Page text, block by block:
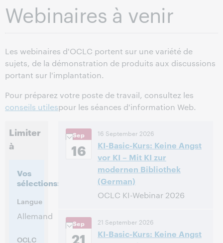
Webinaires à venir
Les webinaires d'OCLC portent sur une variété de
sujets, de la démonstration de produits aux discussions
portant sur l'implantation.
Pour préparez votre poste de travail, consultez les
conseils utilespour les séances d'information Web.
Limiter
à
Vos
sélections:
Langue
Allemand
OCLC
Sep
16
16 September 2026
KI-Basic-Kurs: Keine Angst
vor KI – Mit KI zur
modernen Bibliothek
(German)
OCLC KI-Webinar 2026
[Summer] Time [UTC +2]
Sep
21
21 September 2026
KI-Basic-Kurs: Keine Angst